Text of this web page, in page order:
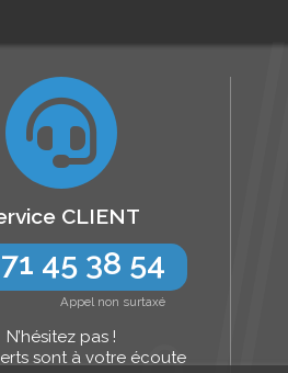
CLIENT
45 38 54
Appel non surtaxé
N’hésitez pas !
sont à votre écoute